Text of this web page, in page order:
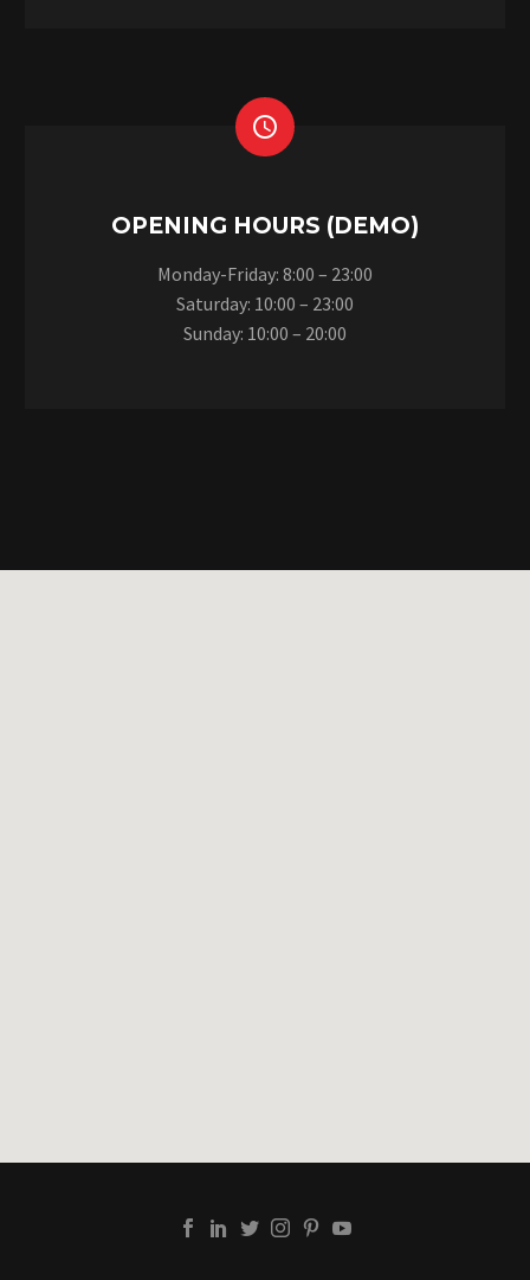


OPENING HOURS (DEMO)
Monday-Friday: 8:00 – 23:00
Saturday: 10:00 – 23:00
Sunday: 10:00 – 20:00